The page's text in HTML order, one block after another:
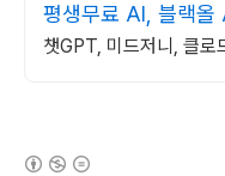
평생무료 AI, 블랙올
챗GPT, 미드저니, 클로